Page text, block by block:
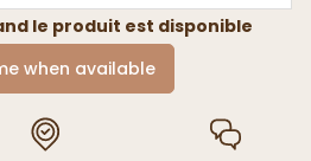
le produit est disponible
when available